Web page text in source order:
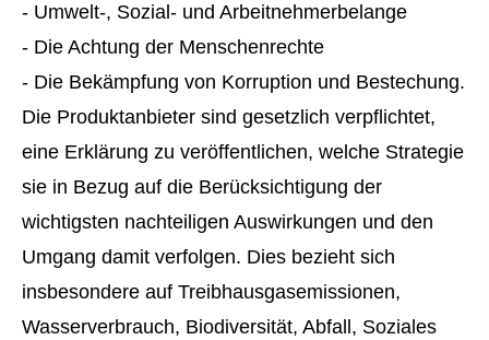
- Umwelt-, Sozial- und Arbeitnehmerbelange
- Die Achtung der Menschenrechte
- Die Bekämpfung von Korruption und Bestechung.
Die Produktanbieter sind gesetzlich verpflichtet,
eine Erklärung zu veröffentlichen, welche Strategie
sie in Bezug auf die Berücksichtigung der
wichtigsten nachteiligen Auswirkungen und den
Umgang damit verfolgen. Dies bezieht sich
insbesondere auf Treibhausgasemissionen,
Wasserverbrauch, Biodiversität, Abfall, Soziales